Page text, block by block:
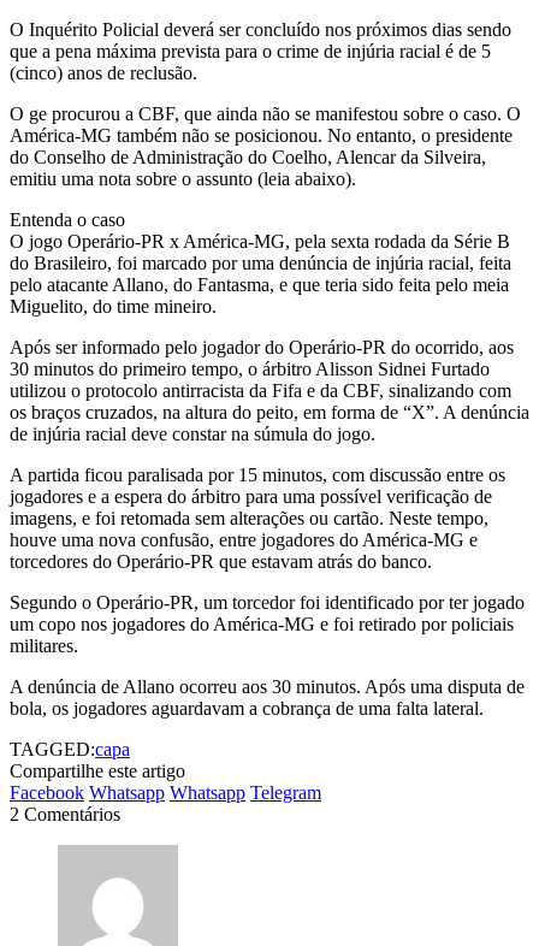
O Inquérito Policial deverá ser concluído nos próximos dias sendo
que a pena máxima prevista para o crime de injúria racial é de 5
(cinco) anos de reclusão.
O ge procurou a CBF, que ainda não se manifestou sobre o caso. O
América-MG também não se posicionou. No entanto, o presidente
do Conselho de Administração do Coelho, Alencar da Silveira,
emitiu uma nota sobre o assunto (leia abaixo).
Entenda o caso
O jogo Operário-PR x América-MG, pela sexta rodada da Série B
do Brasileiro, foi marcado por uma denúncia de injúria racial, feita
pelo atacante Allano, do Fantasma, e que teria sido feita pelo meia
Miguelito, do time mineiro.
Após ser informado pelo jogador do Operário-PR do ocorrido, aos
30 minutos do primeiro tempo, o árbitro Alisson Sidnei Furtado
utilizou o protocolo antirracista da Fifa e da CBF, sinalizando com
os braços cruzados, na altura do peito, em forma de “X”. A denúncia
de injúria racial deve constar na súmula do jogo.
A partida ficou paralisada por 15 minutos, com discussão entre os
jogadores e a espera do árbitro para uma possível verificação de
imagens, e foi retomada sem alterações ou cartão. Neste tempo,
houve uma nova confusão, entre jogadores do América-MG e
torcedores do Operário-PR que estavam atrás do banco.
Segundo o Operário-PR, um torcedor foi identificado por ter jogado
um copo nos jogadores do América-MG e foi retirado por policiais
militares.
A denúncia de Allano ocorreu aos 30 minutos. Após uma disputa de
bola, os jogadores aguardavam a cobrança de uma falta lateral.
TAGGED:capa
Compartilhe este artigo
Facebook Whatsapp Whatsapp Telegram
2 Comentários